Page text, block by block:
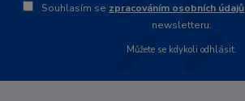
Souhlasím se zpracováním osobních údajů
newsletteru.
Můžete se kdykoli odhlásit.